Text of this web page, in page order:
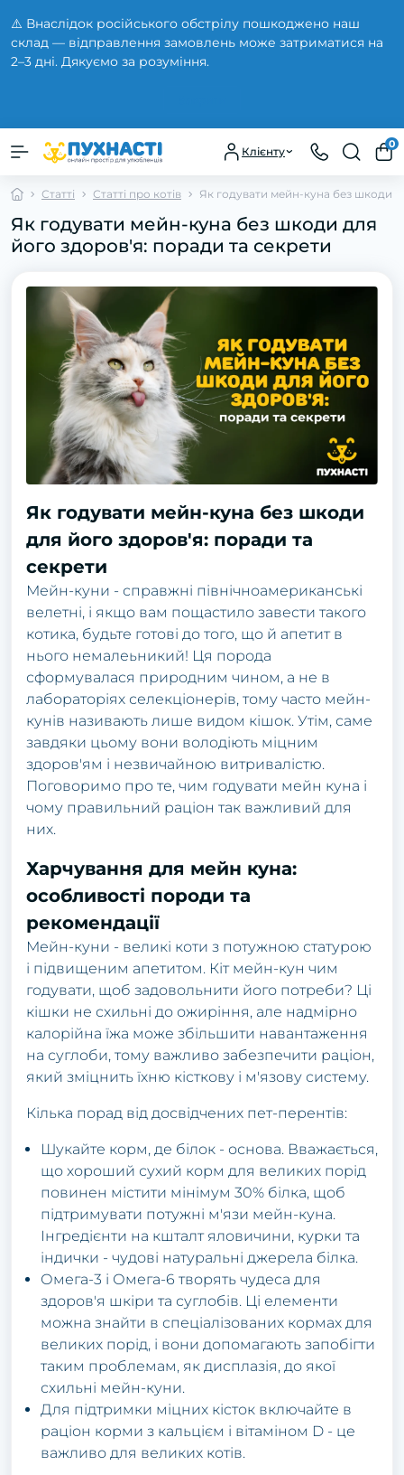
⚠️ Внаслідок російського обстрілу пошкоджено наш
склад — відправлення замовлень може затриматися на
2–3 дні. Дякуємо за розуміння.
Клієнту
0
Статті Статті про котів Як годувати мейн-куна без шкоди
Як годувати мейн-куна без шкоди для
його здоров'я: поради та секрети
Як годувати мейн-куна без шкоди
для його здоров'я: поради та
секрети
Мейн-куни - справжні північноамериканські
велетні, і якщо вам пощастило завести такого
котика, будьте готові до того, що й апетит в
нього немалеьникий! Ця порода
сформувалася природним чином, а не в
лабораторіях селекціонерів, тому часто мейн-
кунів називають лише видом кішок. Утім, саме
завдяки цьому вони володіють міцним
здоров'ям і незвичайною витривалістю.
Поговоримо про те, чим годувати мейн куна і
чому правильний раціон так важливий для
них.
Харчування для мейн куна:
особливості породи та
рекомендації
Мейн-куни - великі коти з потужною статурою
і підвищеним апетитом. Кіт мейн-кун чим
годувати, щоб задовольнити його потреби? Ці
кішки не схильні до ожиріння, але надмірно
калорійна їжа може збільшити навантаження
на суглоби, тому важливо забезпечити раціон,
який зміцнить їхню кісткову і м'язову систему.
Кілька порад від досвідчених пет-перентів:
Шукайте корм, де білок - основа. Вважається,
що хороший сухий корм для великих порід
повинен містити мінімум 30% білка, щоб
підтримувати потужні м'язи мейн-куна.
Інгредієнти на кшталт яловичини, курки та
індички - чудові натуральні джерела білка.
Омега-3 і Омега-6 творять чудеса для
здоров'я шкіри та суглобів. Ці елементи
можна знайти в спеціалізованих кормах для
великих порід, і вони допомагають запобігти
таким проблемам, як дисплазія, до якої
схильні мейн-куни.
Для підтримки міцних кісток включайте в
раціон корми з кальцієм і вітаміном D - це
важливо для великих котів.